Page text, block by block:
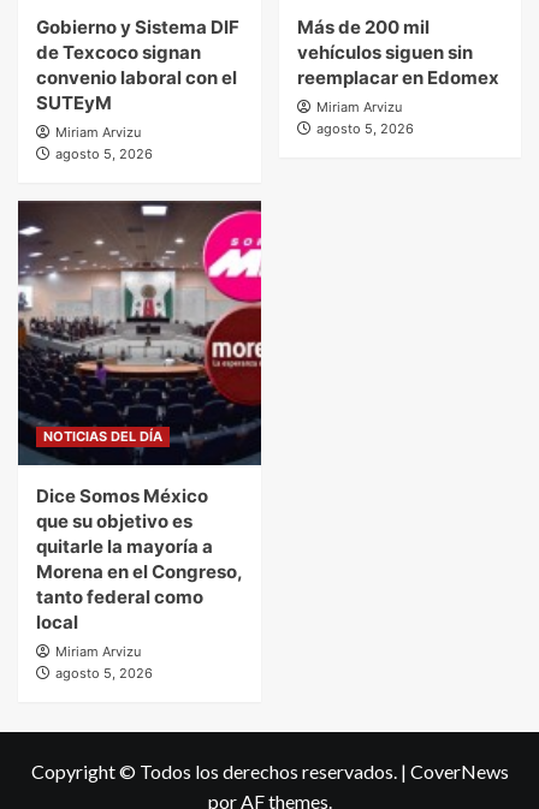
Gobierno y Sistema DIF
de Texcoco signan
convenio laboral con el
SUTEyM
Miriam Arvizu
agosto 5, 2026
Más de 200 mil
vehículos siguen sin
reemplacar en Edomex
Miriam Arvizu
agosto 5, 2026
NOTICIAS DEL DÍA
Dice Somos México
que su objetivo es
quitarle la mayoría a
Morena en el Congreso,
tanto federal como
local
Miriam Arvizu
agosto 5, 2026
Copyright © Todos los derechos reservados. | CoverNews
por AF themes.